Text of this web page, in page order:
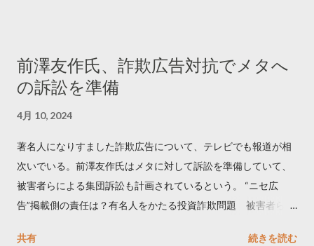
トするのか？ https://marketing.twitter.com/ja/insights/kakusan
前澤友作氏、詐欺広告対抗でメタへ
の訴訟を準備
4月 10, 2024
著名人になりすました詐欺広告について、テレビでも報道が相
次いでいる。前澤友作氏はメタに対して訴訟を準備していて、
被害者らによる集団訴訟も計画されているという。 “ニセ広
告”掲載側の責任は？有名人をかたる投資詐欺問題 被害者らが
共有 続きを読む